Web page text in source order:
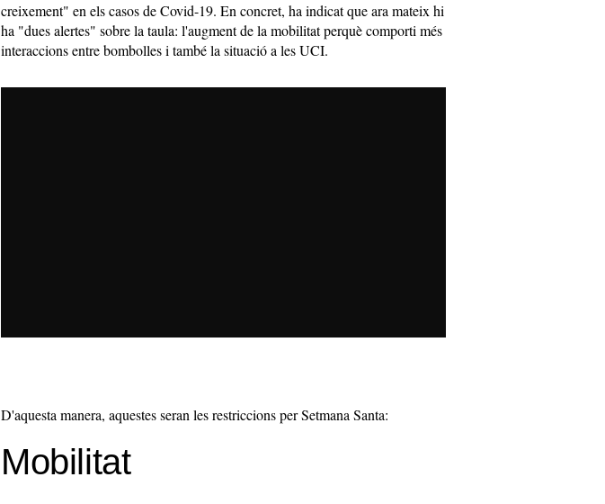
creixement" en els casos de Covid-19. En concret, ha indicat que ara mateix hi
ha "dues alertes" sobre la taula: l'augment de la mobilitat perquè comporti més
interaccions entre bombolles i també la situació a les UCI.
D'aquesta manera, aquestes seran les restriccions per Setmana Santa:
Mobilitat